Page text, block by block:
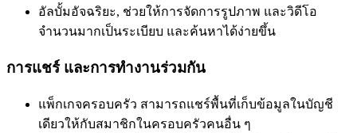
อัลบั้มอัจฉริยะ, ช่วยให้การจัดการรูปภาพ และวิดีโอ
จำนวนมากเป็นระเบียบ และค้นหาได้ง่ายขึ้น
การแชร์ และการทำงานร่วมกัน
แพ็กเกจครอบครัว สามารถแชร์พื้นที่เก็บข้อมูลในบัญชี
เดียวให้กับสมาชิกในครอบครัวคนอื่น ๆ